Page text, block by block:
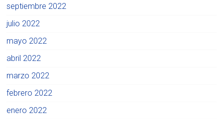
septiembre 2022
julio 2022
mayo 2022
abril 2022
marzo 2022
febrero 2022
enero 2022